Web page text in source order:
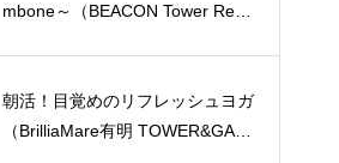
mbone～（BEACON Tower Resid
朝活！目覚めのリフレッシュヨガ
（BrilliaMare有明 TOWER&GAR